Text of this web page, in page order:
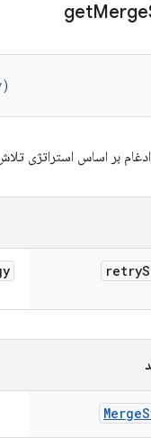
getMerge
بر اساس استراتژی
retry
Merge